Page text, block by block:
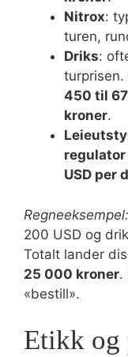
Nitrox:
turen,
Driks:
turprisen.
450 til
kroner.
regulator
USD per
Regneeksempel:
200 USD og
Totalt lander
25 000 kroner.
«bestill».
Etikk og